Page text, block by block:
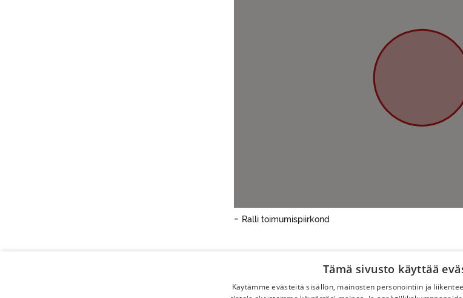
- Ralli toimumispiirkond
Tämä sivusto käyttää
Käytämme evästeitä sisällön, mainosten personointiin ja